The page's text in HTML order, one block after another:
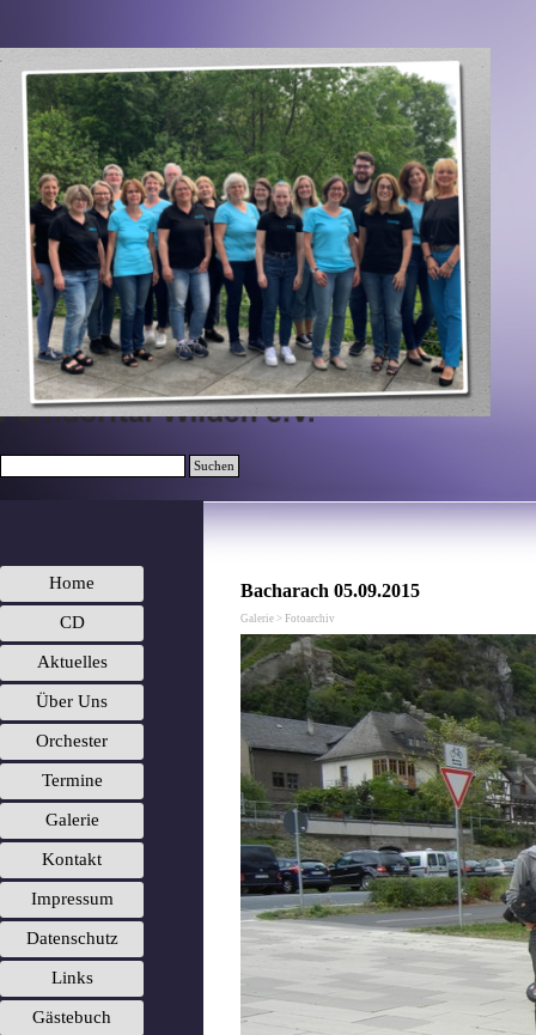
Suchen
Menü überspringen
Home
CD
Aktuelles
Über Uns
Orchester
Termine
Galerie
Kontakt
Impressum
Datenschutz
Links
Gästebuch
Bacharach 05.09.2015
Galerie > Fotoarchiv